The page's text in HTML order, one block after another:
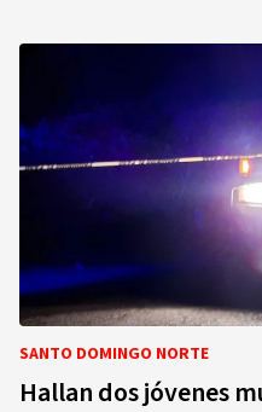
SANTO DOMINGO NORTE
Hallan dos jóvenes